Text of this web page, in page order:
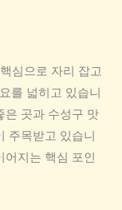
심으로 자리 잡고
를 넓히고 있습니
은 곳과 수성구 맛
주목받고 있습니
어지는 핵심 포인